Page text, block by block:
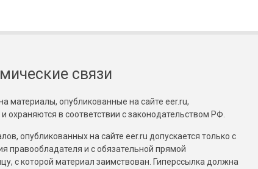
связи
материалы, опубликованные на сайте eer.ru,
охраняются в соответствии с законодательством РФ.
опубликованных на сайте eer.ru допускается только с
правообладателя и с обязательной прямой
с которой материал заимствован. Гиперссылка должна